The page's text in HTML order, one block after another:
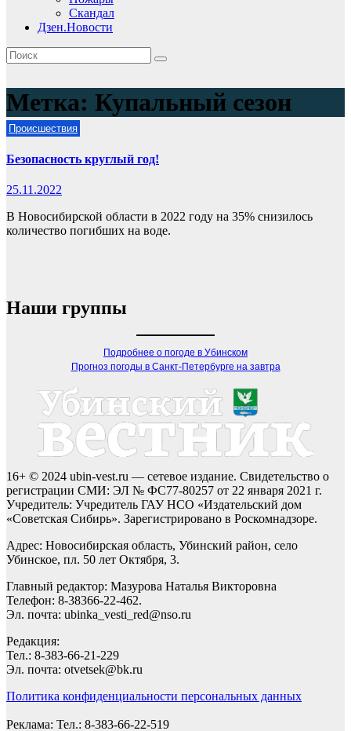
Скандал
Дзен.Новости
Метка: Купальный сезон
Происшествия
Безопасность круглый год!
25.11.2022
В Новосибирской области в 2022 году на 35% снизилось
количество погибших на воде.
Наши группы
Подробнее о погоде в Убинском
Прогноз погоды в Санкт-Петербурге на завтра
16+ © 2024 ubin-vest.ru — сетевое издание. Свидетельство о
регистрации СМИ: ЭЛ № ФС77-80257 от 22 января 2021 г.
Учредитель: Учредитель ГАУ НСО «Издательский дом
«Советская Сибирь». Зарегистрировано в Роскомнадзоре.
Адрес: Новосибирская область, Убинский район, село
Убинское, пл. 50 лет Октября, 3.
Главный редактор: Мазурова Наталья Викторовна
Телефон: 8-38366-22-462.
Эл. почта: ubinka_vesti_red@nso.ru
Редакция:
Тел.: 8-383-66-21-229
Эл. почта: otvetsek@bk.ru
Политика конфиденциальности персональных данных
Реклама: Тел.: 8-383-66-22-519